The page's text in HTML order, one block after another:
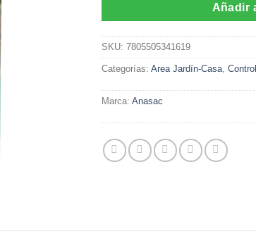
Añadir
SKU: 7805505341619
Categorías: Area Jardín-Casa
Marca: Anasac